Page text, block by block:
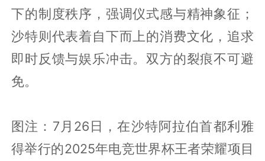
下的制度秩序，强调仪式感与精神象征；
沙特则代表着自下而上的消费文化，追求
即时反馈与娱乐冲击。双方的裂痕不可避
免。
图注：7月26日，在沙特阿拉伯首都利雅
得举行的2025年电竞世界杯王者荣耀项目